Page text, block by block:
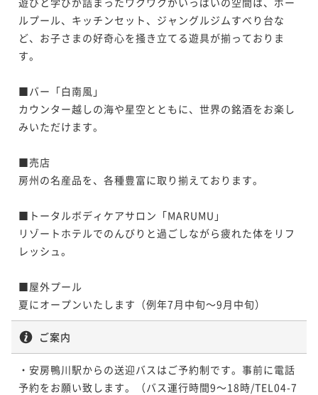
二食付き 現地決済可 事前決済可
IN 15:00 - 18:00 OUT10:00
ポイント即利用で最大5％OFF
MIRAIスペシャリティ～
二食付き 現地決済可 事前決済可
IN 15:00 - 18:00 OUT10:00
ルプール、キッチンセット、ジャングルジムすべり台な
ど、お子さまの好奇心を掻き立てる遊具が揃っておりま
す。
■バー「白南風」
カウンター越しの海や星空とともに、世界の銘酒をお楽し
みいただけます。
■売店
房州の名産品を、各種豊富に取り揃えております。
■トータルボディケアサロン「MARUMU」
リゾートホテルでのんびりと過ごしながら疲れた体をリフ
レッシュ。
■屋外プール
夏にオープンいたします（例年7月中旬～9月中旬）
ご案内
・安房鴨川駅からの送迎バスはご予約制です。事前に電話
予約をお願い致します。（バス運行時間9～18時/TEL04-7